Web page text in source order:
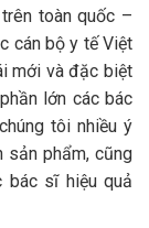
toàn quốc –
cán bộ y tế Việt
mới và đặc biệt
lớn các bác
tôi nhiều ý
sản phẩm, cũng
bác sĩ hiệu quả